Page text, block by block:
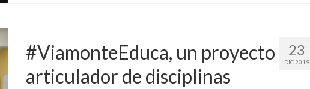
23
DIC 2019
#ViamonteEduca, un proyecto
articulador de disciplinas